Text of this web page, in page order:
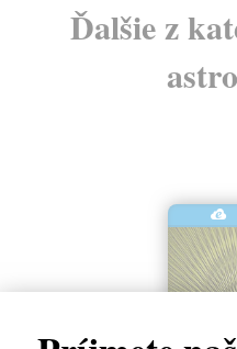
Ďalšie z